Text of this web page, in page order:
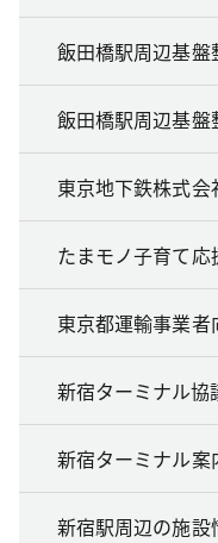
飯田橋駅周辺基
飯田橋駅周辺基盤
東京地下鉄株式
たまモノ子育て応
東京都運輸事業
新宿ターミナル協
新宿ターミナル
新宿駅周辺の施設